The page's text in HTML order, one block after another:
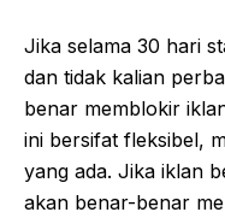
Jika selama 30 hari
dan tidak kalian
benar memblokir
ini bersifat fleksibel,
yang ada. Jika iklan
akan benar-benar